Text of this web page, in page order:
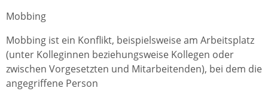
Mobbing
Mobbing ist ein Konflikt, beispielsweise am Arbeitsplatz
(unter Kolleginnen beziehungsweise Kollegen oder
zwischen Vorgesetzten und Mitarbeitenden), bei dem die
angegriffene Person